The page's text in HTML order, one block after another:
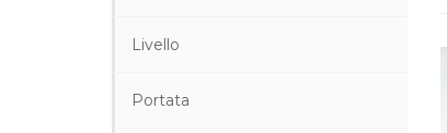
Livello
Portata